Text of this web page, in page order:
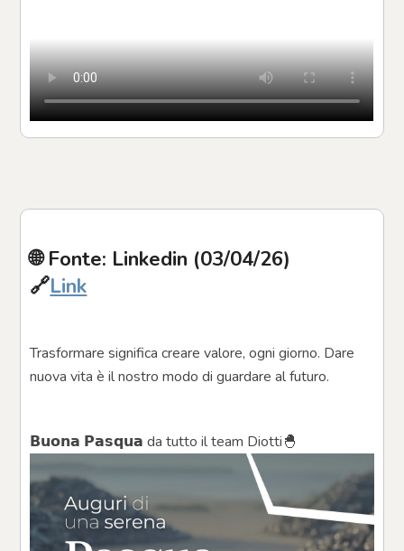
🌐 Fonte: Linkedin (03/04/26)
🔗Link
Trasformare significa creare valore, ogni giorno. Dare
nuova vita è il nostro modo di guardare al futuro.
𝗕𝘂𝗼𝗻𝗮 𝗣𝗮𝘀𝗾𝘂𝗮 da tutto il team Diotti🐣